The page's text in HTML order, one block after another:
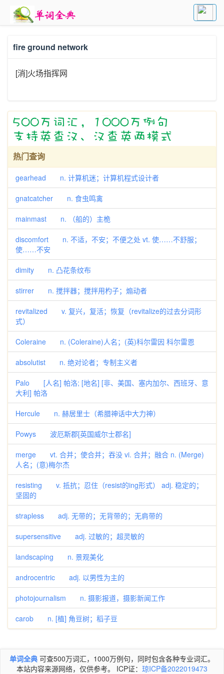
fire ground network
[消]火场指挥网
热门查询
gearhead n. 计算机迷；计算机程式设计者
gnatcatcher n. 食虫鸣禽
mainmast n. （船的）主桅
discomfort n. 不适，不安；不便之处 vt. 使……不舒服；
使……不安
dimity n. 凸花条纹布
stirrer n. 搅拌器；搅拌用杓子；煽动者
revitalized v. 复兴，复活；恢复（revitalize的过去分词形
式）
Coleraine n. (Coleraine)人名；(英)科尔雷因 科尔雷恩
absolutist n. 绝对论者；专制主义者
Palo [人名] 帕洛; [地名] [非、美国、塞内加尔、西班牙、意
大利] 帕洛
Hercule n. 赫居里士（希腊神话中大力神）
Powys 波厄斯郡[英国威尔士郡名]
merge vt. 合并；使合并；吞没 vi. 合并；融合 n. (Merge)
人名；(意)梅尔杰
resisting v. 抵抗；忍住（resist的ing形式） adj. 稳定的；
坚固的
strapless adj. 无带的；无背带的；无肩带的
supersensitive adj. 过敏的；超灵敏的
landscaping n. 景观美化
androcentric adj. 以男性为主的
photojournalism n. 摄影报道，摄影新闻工作
carob n. [植] 角豆树；稻子豆
单词全典 可查500万词汇，1000万例句，同时包含各种专业词汇。
本站内容来源网络，仅供参考。 ICP证： 琼ICP备2022019473